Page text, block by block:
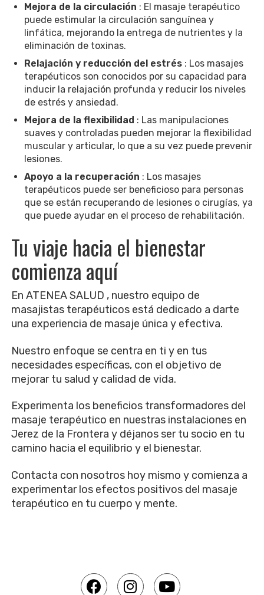
Mejora de la circulación : El masaje terapéutico
puede estimular la circulación sanguínea y
linfática, mejorando la entrega de nutrientes y la
eliminación de toxinas.
Relajación y reducción del estrés: Los masajes
terapéuticos son conocidos por su capacidad para
inducir la relajación profunda y reducir los niveles
de estrés y ansiedad.
Mejora de la flexibilidad : Las manipulaciones
suaves y controladas pueden mejorar la flexibilidad
muscular y articular, lo que a su vez puede prevenir
lesiones.
Apoyo a la recuperación : Los masajes
terapéuticos puede ser beneficioso para personas
que se están recuperando de lesiones o cirugías, ya
que puede ayudar en el proceso de rehabilitación.
Tu viaje hacia el bienestar
comienza aquí
En ATENEA SALUD , nuestro equipo de
masajistas terapéuticos está dedicado a darte
una experiencia de masaje única y efectiva.
Nuestro enfoque se centra en ti y en tus
necesidades específicas, con el objetivo de
mejorar tu salud y calidad de vida.
Experimenta los beneficios transformadores del
masaje terapéutico en nuestras instalaciones en
Jerez de la Frontera y déjanos ser tu socio en tu
camino hacia el equilibrio y el bienestar.
Contacta con nosotros hoy mismo y comienza a
experimentar los efectos positivos del masaje
terapéutico en tu cuerpo y mente.